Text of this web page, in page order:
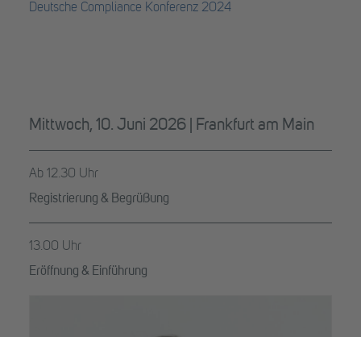
Deutsche Compliance Konferenz 2024
Mittwoch, 10. Juni 2026 | Frankfurt am Main
Ab 12.30 Uhr
Registrierung & Begrüßung
13.00 Uhr
Eröffnung & Einführung